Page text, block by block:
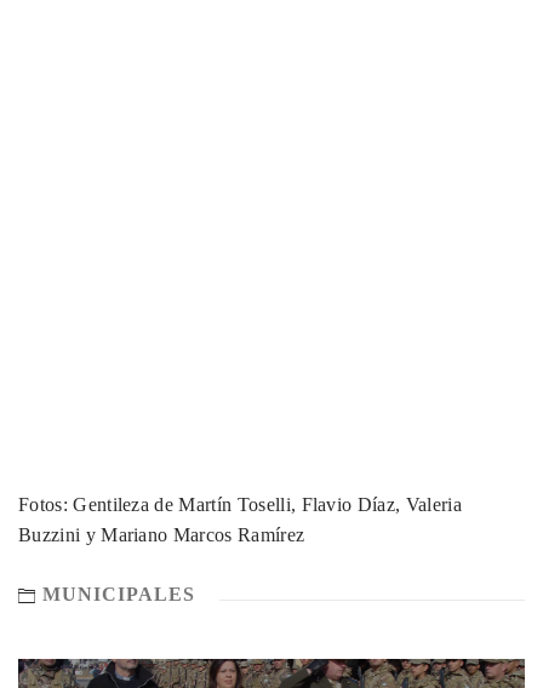
Fotos: Gentileza de Martín Toselli, Flavio Díaz, Valeria
Buzzini y Mariano Marcos Ramírez
MUNICIPALES